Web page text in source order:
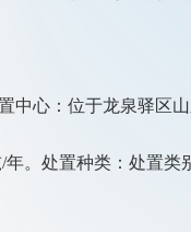
中心：位于龙泉驿区
年。处置种类：处置